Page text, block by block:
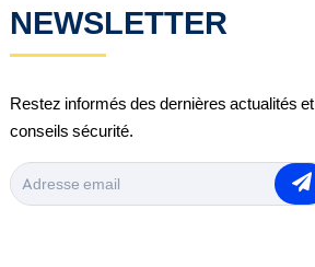
ENTRETIEN DU VÉHICULE
MÉDICAMENTS ET CONDUITE
NEWSLETTER
Restez informés des dernières actualités et
conseils sécurité.